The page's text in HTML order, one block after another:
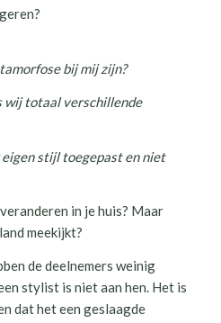
bij mij zijn?
wij totaal verschillende
stijl toegepast en niet
in je huis? Maar
meekijkt?
de deelnemers weinig
stylist is niet aan hen. Het is
dat het een geslaagde